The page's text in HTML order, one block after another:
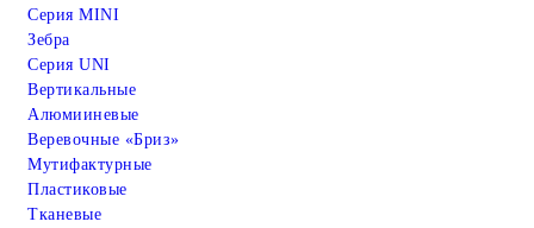
Серия MINI
Зебра
Серия UNI
Вертикальные
Алюмииневые
Веревочные «Бриз»
Мутифактурные
Пластиковые
Тканевые